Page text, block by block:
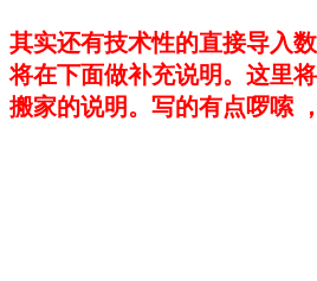
其实还有技术性的直接导入
将在下面做补充说明。这里
搬家的说明。写的有点啰嗦